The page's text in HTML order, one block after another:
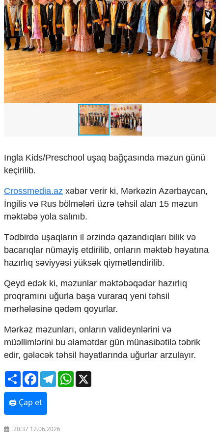
Çarpaz baxış
Təhlil
Siyasi
Geosiyasi
İqtisadi
Sosioloji
Araşdırma
Multimedia
Humanitar
Mədəniyyət
Diaspor
Yüksəliş hekayəsi
Zəfər Diasporu
Səhiyyə
Ailə və uşaq
Turizm
İqtisadiyyat
İqtisadi xəbərlər
Energetika
Neft-qaz
Əmək və sosial siyasət
Kənd təsərrüfatı
Hərbi sənaye
Telekommunikasiya və nəqliyyat
COP29
Cəmiyyət
Crossmedia.az - 1 yaş
Siyasət
Ingla Kids/Preschool uşaq bağçasında məzun günü
keçirilib.
Crossmedia.az xəbər verir ki, Mərkəzin Azərbaycan,
İngilis və Rus bölmələri üzrə təhsil alan 15 məzun
məktəbə yola salınıb.
Tədbirdə uşaqların il ərzində qazandıqları bilik və
bacarıqlar nümayiş etdirilib, onların məktəb həyatına
hazırlıq səviyyəsi yüksək qiymətləndirilib.
Qeyd edək ki, məzunlar məktəbəqədər hazırlıq
proqramını uğurla başa vuraraq yeni təhsil
mərhələsinə qədəm qoyurlar.
Mərkəz məzunları, onların valideynlərini və
müəllimlərini bu əlamətdar gün münasibətilə təbrik
edir, gələcək təhsil həyatlarında uğurlar arzulayır.
ShareFacebookTelegramWhatsApp
🖨 Çap et
20:37 12.06.2026